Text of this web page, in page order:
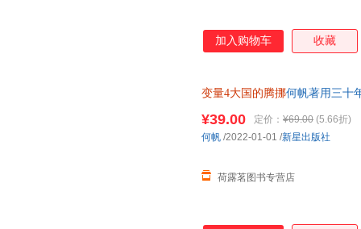
加入购物车 收藏
变量4大国的腾挪何帆著用三十
说文学动漫/幽默育儿早教
¥39.00 定价： ¥69.00 (5.66折)
荷露茗图书专营店
何帆 /2022-01-01 /新星出版社